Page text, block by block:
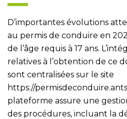
D’importantes évolutions
au permis de conduire en
de l’âge requis à 17 ans.
relatives à l’obtention de ce
sont centralisées sur le site
https://
plateforme assure une
des procédures, incluant la